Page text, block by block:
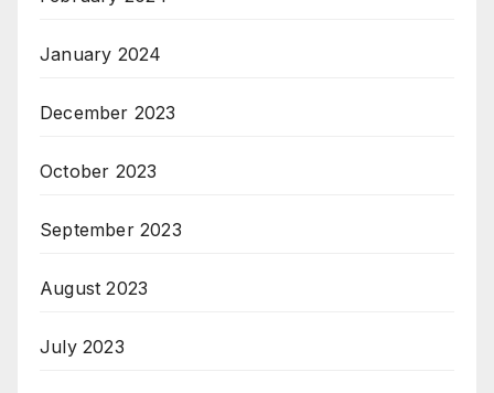
January 2024
December 2023
October 2023
September 2023
August 2023
July 2023